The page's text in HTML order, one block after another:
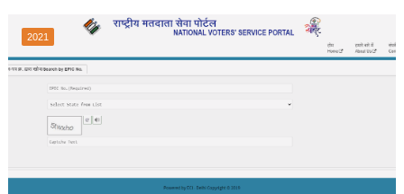
2021